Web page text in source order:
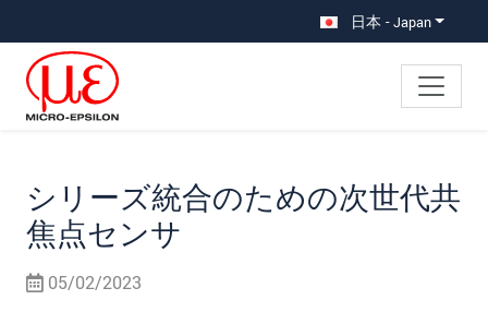
日本 - Japan
シリーズ統合のための次世代共
焦点センサ
05/02/2023